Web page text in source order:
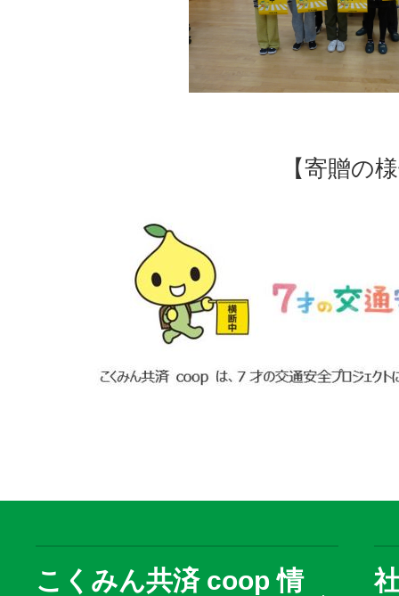
【寄贈の
こくみん共済 coop 情